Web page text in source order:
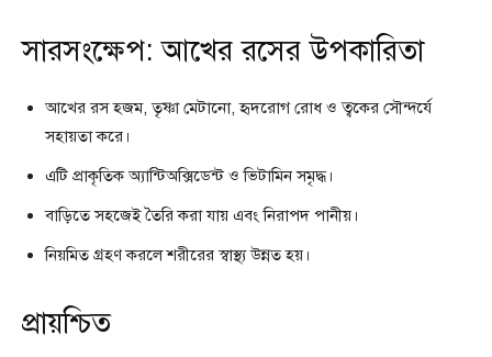
সারসংক্ষেপ: আখের রসের উপকারিতা
আখের রস হজম, তৃষ্ণা মেটানো, হৃদরোগ রোধ ও ত্বকের সৌন্দর্যে
সহায়তা করে।
এটি প্রাকৃতিক অ্যান্টিঅক্সিডেন্ট ও ভিটামিন সমৃদ্ধ।
বাড়িতে সহজেই তৈরি করা যায় এবং নিরাপদ পানীয়।
নিয়মিত গ্রহণ করলে শরীরের স্বাস্থ্য উন্নত হয়।
প্রায়শ্চিত